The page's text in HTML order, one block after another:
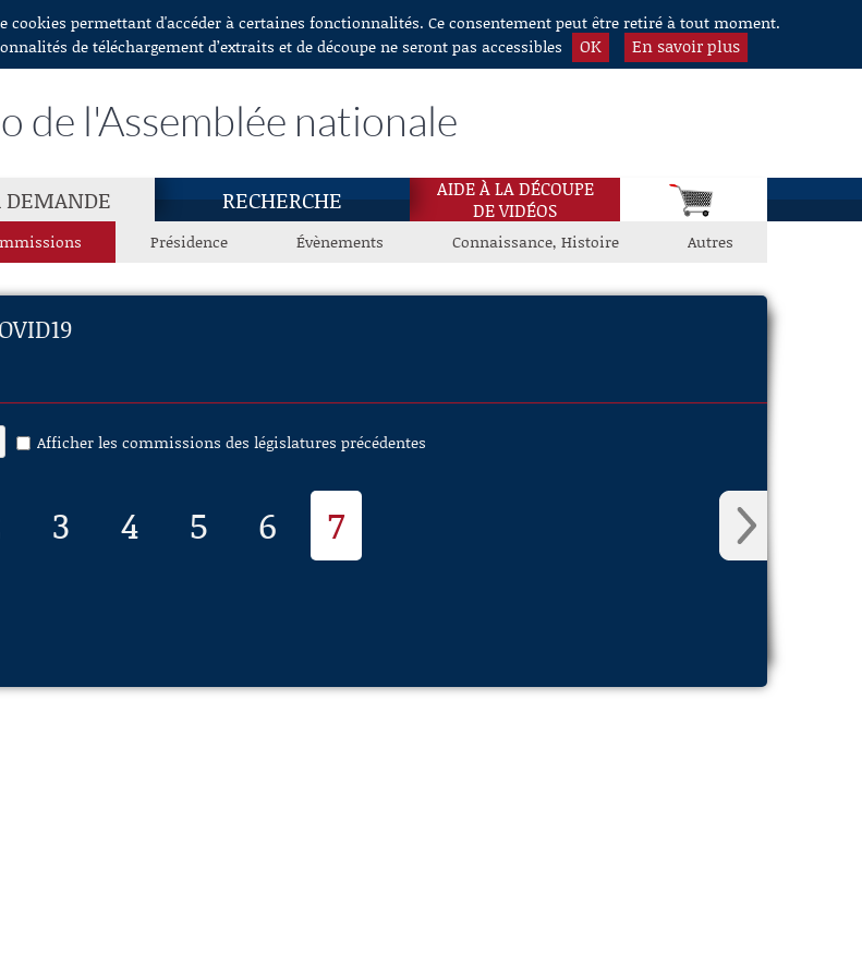
permettant d'accéder à certaines fonctionnalités. Ce consentement peut être retiré à tout moment.
de téléchargement d’extraits et de découpe ne seront pas accessibles
OK En savoir plus
de l'Assemblée nationale
DEMANDE RECHERCHE
AIDE À LA DÉCOUPE
DE VIDÉOS
Présidence Évènements Connaissance, Histoire Autres
Afficher les commissions des législatures précédentes
3 4 5 6 7